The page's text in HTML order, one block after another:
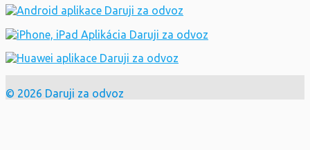
© 2026 Daruji za odvoz